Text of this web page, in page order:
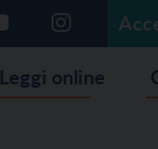
Leggi online